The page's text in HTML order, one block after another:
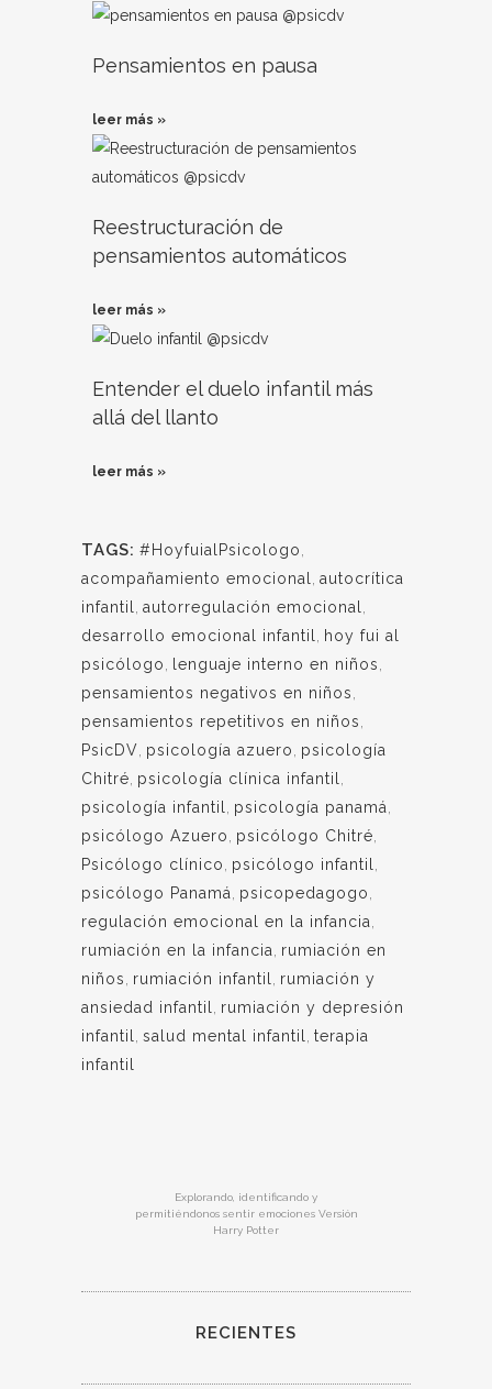
Pensamientos en pausa
leer más »
Reestructuración de
pensamientos automáticos
leer más »
Entender el duelo infantil más
allá del llanto
leer más »
TAGS: #HoyfuialPsicologo
acompañamiento emocional
autocrítica
infantil
autorregulación emocional
desarrollo emocional infantil
hoy fui al
psicólogo
lenguaje interno en niños
pensamientos negativos en niños
pensamientos repetitivos en niños
PsicDV psicología azuero
psicología
Chitré psicología clínica infantil
psicología infantil
psicología panamá
psicólogo Azuero
psicólogo Chitré
Psicólogo clínico
psicólogo infantil
psicólogo Panamá
psicopedagogo
regulación emocional en la infancia
rumiación en la infancia
rumiación en
niños
rumiación infantil
rumiación y
ansiedad infantil
rumiación y depresión
infantil
salud mental infantil
terapia
infantil
Explorando, identificando y
permitiéndonos sentir emociones Versión
Harry Potter
RECIENTES